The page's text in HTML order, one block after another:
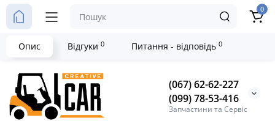
(067) 62-62-227
(099) 78-53-416
Запчастини та Сервіс
0
Опис Відгуки 0 Питання - відповідь 0